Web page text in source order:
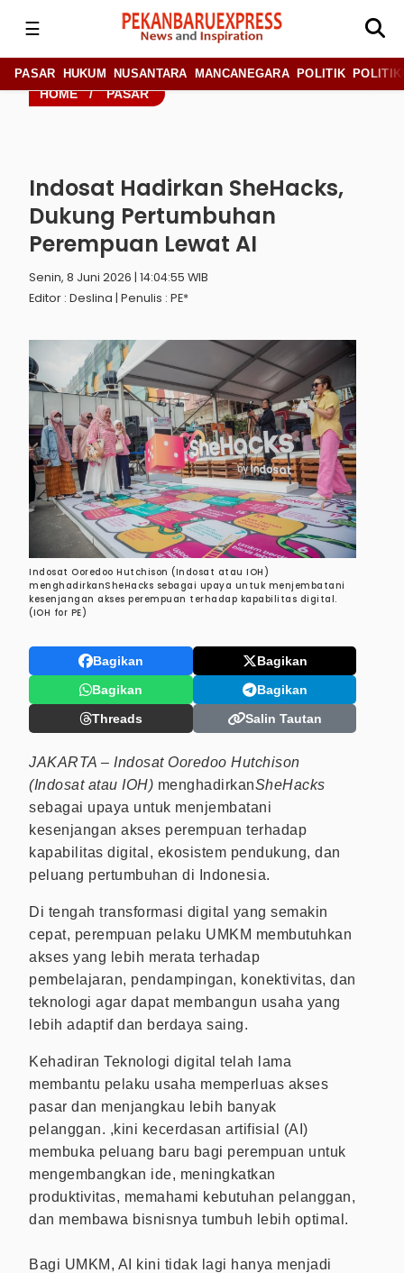
☰
PASAR HUKUM NUSANTARA MANCANEGARA POLITIK
HOME / PASAR
Indosat Hadirkan SheHacks,
Dukung Pertumbuhan
Perempuan Lewat AI
Senin, 8 Juni 2026 | 14:04:55 WIB
Editor : Deslina | Penulis : PE*
Indosat Ooredoo Hutchison (Indosat atau IOH)
menghadirkanSheHacks sebagai upaya untuk menjembatani
kesenjangan akses perempuan terhadap kapabilitas digital.
(IOH for PE)
Bagikan
Bagikan
Bagikan
Bagikan
Threads
Salin Tautan
JAKARTA – Indosat Ooredoo Hutchison
(Indosat atau IOH) menghadirkanSheHacks
sebagai upaya untuk menjembatani
kesenjangan akses perempuan terhadap
kapabilitas digital, ekosistem pendukung, dan
peluang pertumbuhan di Indonesia.
Di tengah transformasi digital yang semakin
cepat, perempuan pelaku UMKM membutuhkan
akses yang lebih merata terhadap
pembelajaran, pendampingan, konektivitas, dan
teknologi agar dapat membangun usaha yang
lebih adaptif dan berdaya saing.
Kehadiran Teknologi digital telah lama
membantu pelaku usaha memperluas akses
pasar dan menjangkau lebih banyak
pelanggan. ,kini kecerdasan artifisial (AI)
membuka peluang baru bagi perempuan untuk
mengembangkan ide, meningkatkan
produktivitas, memahami kebutuhan pelanggan,
dan membawa bisnisnya tumbuh lebih optimal.
Bagi UMKM, AI kini tidak lagi hanya menjadi